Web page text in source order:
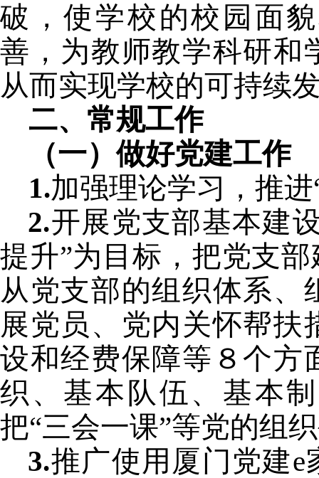
破，使学校的校园面
善，为教师教学科研和
从而实现学校的可持续
二、常规工作
（一）做好党建工作
1.加强理论学习，推
2.开展党支部基本建
提升”为目标，把党支
从党支部的组织体系、
展党员、党内关怀帮扶
设和经费保障等８个方
织、基本队伍、基本
把“三会一课”等党的组
3.推广使用厦门党建e